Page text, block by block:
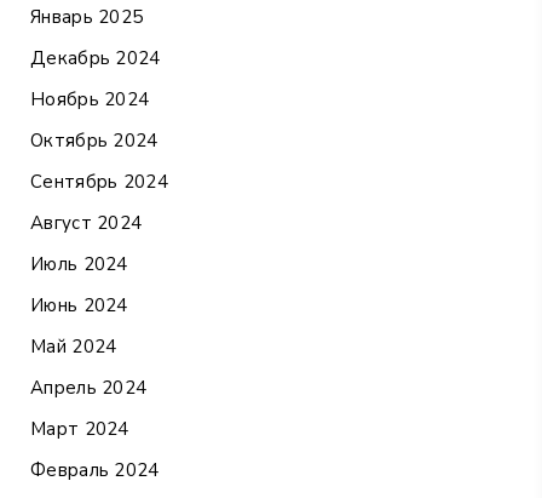
Январь 2025
Декабрь 2024
Ноябрь 2024
Октябрь 2024
Сентябрь 2024
Август 2024
Июль 2024
Июнь 2024
Май 2024
Апрель 2024
Март 2024
Февраль 2024